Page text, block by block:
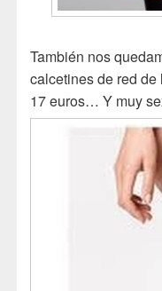
También nos
calcetines de red
17 euros… Y muy